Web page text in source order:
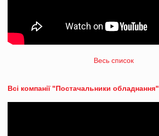
Весь список
Всі компанії "Постачальники обладнання"